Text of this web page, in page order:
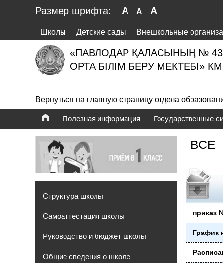
Размер шрифта: A A A
Школы Детские сады Внешкольные
«ПАВЛОДАР ҚАЛАСЫНЫҢ №
ОРТА БІЛІМ БЕРУ МЕКТЕБІ»
Вернуться на главную страницу отдела
Полезная информация Государственные
Структура школы
Самоаттестация школы
Руководство и бюджет школы
Общие сведения о школе
ВСЕ
приказ
График